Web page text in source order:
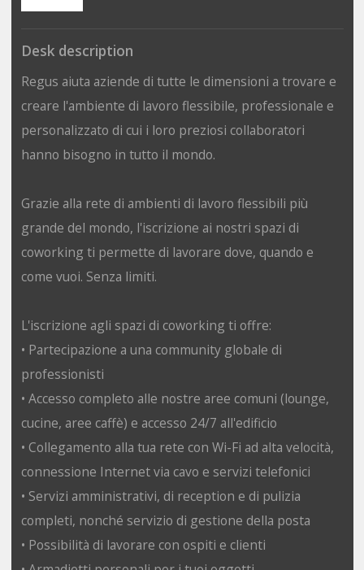
Desk description
Regus aiuta aziende di tutte le dimensioni a trovare e
creare l'ambiente di lavoro flessibile, professionale e
personalizzato di cui i loro preziosi collaboratori
hanno bisogno in tutto il mondo.
Grazie alla rete di ambienti di lavoro flessibili più
grande del mondo, l'iscrizione ai nostri spazi di
coworking ti permette di lavorare dove, quando e
come vuoi. Senza limiti.
L'iscrizione agli spazi di coworking ti offre:
• Partecipazione a una community globale di
professionisti
• Accesso completo alle nostre aree comuni (lounge,
cucine, aree caffè) e accesso 24/7 all'edificio
• Collegamento alla tua rete con Wi-Fi ad alta velocità,
connessione Internet via cavo e servizi telefonici
• Servizi amministrativi, di reception e di pulizia
completi, nonché servizio di gestione della posta
• Possibilità di lavorare con ospiti e clienti